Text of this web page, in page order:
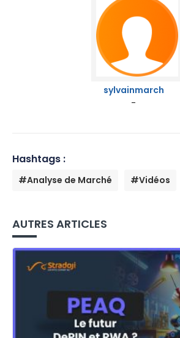
sylvainmarch
-
Hashtags :
#Analyse de Marché #Vidéos
AUTRES ARTICLES